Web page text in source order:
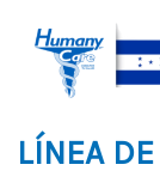
contenido
LÍNEA